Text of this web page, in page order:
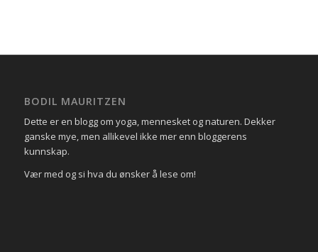
BODIL MAURITZEN
Dette er en blogg om yoga, mennesket og naturen. Dekker
ganske mye, men allikevel ikke mer enn bloggerens
kunnskap.
Vær med og si hva du ønsker å lese om!